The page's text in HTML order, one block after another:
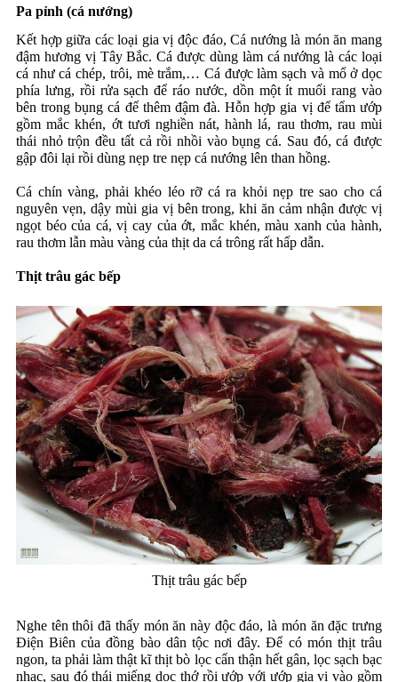
Pa pỉnh (cá nướng)
Kết hợp giữa các loại gia vị độc đáo, Cá nướng là món ăn mang
đậm hương vị Tây Bắc. Cá được dùng làm cá nướng là các loại
cá như cá chép, trôi, mè trắm,… Cá được làm sạch và mổ ở dọc
phía lưng, rồi rửa sạch để ráo nước, dồn một ít muối rang vào
bên trong bụng cá để thêm đậm đà. Hỗn hợp gia vị để tẩm ướp
gồm mắc khén, ớt tươi nghiền nát, hành lá, rau thơm, rau mùi
thái nhỏ trộn đều tất cả rồi nhồi vào bụng cá. Sau đó, cá được
gập đôi lại rồi dùng nẹp tre nẹp cá nướng lên than hồng.
Cá chín vàng, phải khéo léo rỡ cá ra khỏi nẹp tre sao cho cá
nguyên vẹn, dậy mùi gia vị bên trong, khi ăn cảm nhận được vị
ngọt béo của cá, vị cay của ớt, mắc khén, màu xanh của hành,
rau thơm lẫn màu vàng của thịt da cá trông rất hấp dẫn.
Thịt trâu gác bếp
Thịt trâu gác bếp
Nghe tên thôi đã thấy món ăn này độc đáo, là món ăn đặc trưng
Điện Biên của đồng bào dân tộc nơi đây. Để có món thịt trâu
ngon, ta phải làm thật kĩ thịt bò lọc cẩn thận hết gân, lọc sạch bạc
nhạc, sau đó thái miếng dọc thớ rồi ướp với ướp gia vị vào gồm